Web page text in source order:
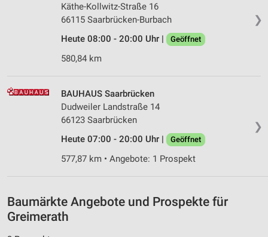
❯
Käthe-Kollwitz-Straße 16
66115 Saarbrücken-Burbach
Heute 08:00 - 20:00 Uhr |
Geöffnet
580,84 km
❯
BAUHAUS Saarbrücken
Dudweiler Landstraße 14
66123 Saarbrücken
Heute 07:00 - 20:00 Uhr |
Geöffnet
577,87 km • Angebote: 1 Prospekt
Baumärkte Angebote und Prospekte für
Greimerath
Analyse von Zielgruppen durch Statistiken oder
Kombinationen von Daten aus verschiedenen
Entwicklung und Verbesserung der Angebote
Inhalten
IAB-Besonderheiten:
Informationen identifizieren
Notwendig
Performance